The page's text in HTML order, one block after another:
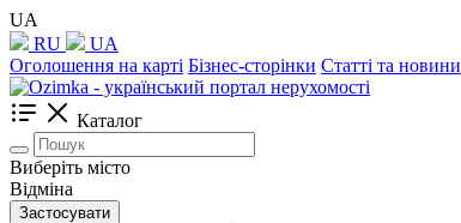
UA
RU
UA
Оголошення на карті Бізнес-сторінки Статті та новини
Каталог
Виберіть місто
Відміна
Застосувати